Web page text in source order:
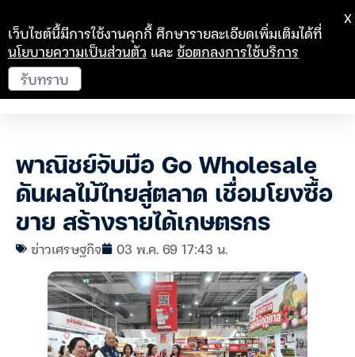
พาณิชย์จับมือ Go Wholesale
ดันผลไม้ไทยสู่ตลาด เชื่อมโยงซื้อ
ขาย สร้างรายได้เกษตรกร
ข่าวเศรษฐกิจ 03 พ.ค. 69 17:43 น.
เว็บไซต์นี้มีการใช้งานคุกกี้ ศึกษารายละเอียดเพิ่มเติมได้ที่
นโยบายความเป็นส่วนตัว และข้อตกลงการใช้บริการ
รับทราบ
X